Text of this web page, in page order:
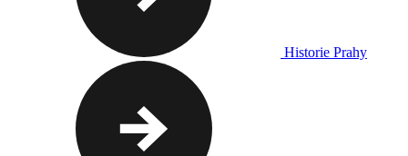
Historie Prahy